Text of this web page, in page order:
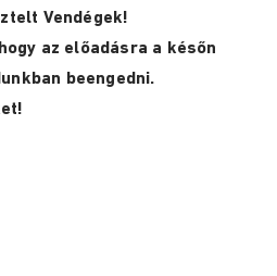
Vendégek!
az előadásra a későn
beengedni.